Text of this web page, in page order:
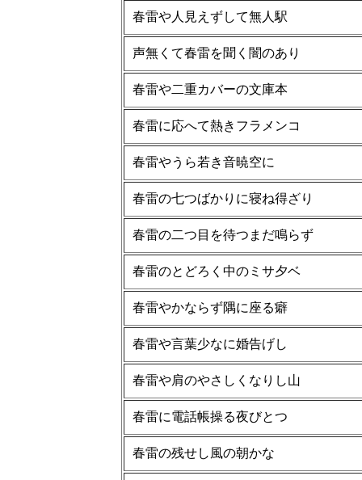
春雷や人見えずして無人駅
声無くて春雷を聞く闇のあり
春雷や二重カバーの文庫本
春雷に応へて熱きフラメンコ
春雷やうら若き音暁空に
春雷の七つばかりに寝ね得ざり
春雷の二つ目を待つまだ鳴らず
春雷のとどろく中のミサ夕ベ
春雷やかならず隅に座る癖
春雷や言葉少なに婚告げし
春雷や肩のやさしくなりし山
春雷に電話帳操る夜びとつ
春雷の残せし風の朝かな